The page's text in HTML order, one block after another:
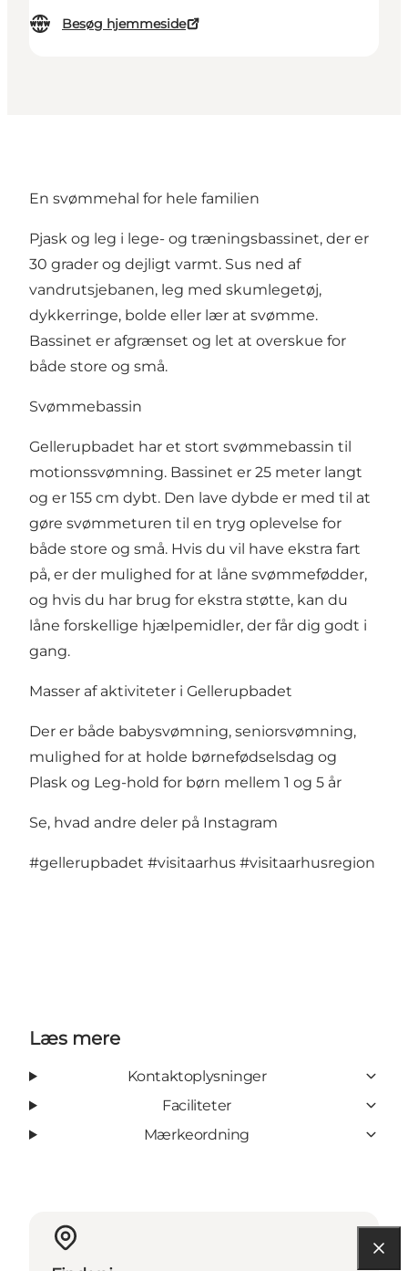
Besøg hjemmeside
En svømmehal for hele familien
Pjask og leg i lege- og træningsbassinet, der er
30 grader og dejligt varmt. Sus ned af
vandrutsjebanen, leg med skumlegetøj,
dykkerringe, bolde eller lær at svømme.
Bassinet er afgrænset og let at overskue for
både store og små.
Svømmebassin
Gellerupbadet har et stort svømmebassin til
motionssvømning. Bassinet er 25 meter langt
og er 155 cm dybt. Den lave dybde er med til at
gøre svømmeturen til en tryg oplevelse for
både store og små. Hvis du vil have ekstra fart
på, er der mulighed for at låne svømmefødder,
og hvis du har brug for ekstra støtte, kan du
låne forskellige hjælpemidler, der får dig godt i
gang.
Masser af aktiviteter i Gellerupbadet
Der er både babysvømning, seniorsvømning,
mulighed for at holde børnefødselsdag og
Plask og Leg-hold for børn mellem 1 og 5 år
Se, hvad andre deler på Instagram
#gellerupbadet #visitaarhus #visitaarhusregion
Læs mere
Kontaktoplysninger
Faciliteter
Mærkeordning